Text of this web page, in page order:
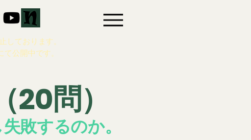
しております。
公開中です。
問）
敗するのか。